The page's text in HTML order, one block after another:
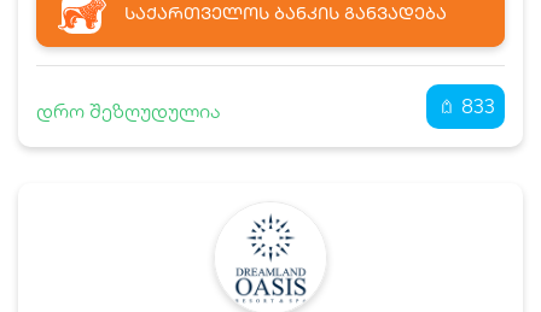
ᲡᲐᲥᲐᲠᲗᲕᲔᲚᲝᲡ ᲑᲐᲜᲙᲘᲡ ᲒᲐᲜᲕᲐᲓᲔᲑᲐ
დრო შეზღუდულია 833